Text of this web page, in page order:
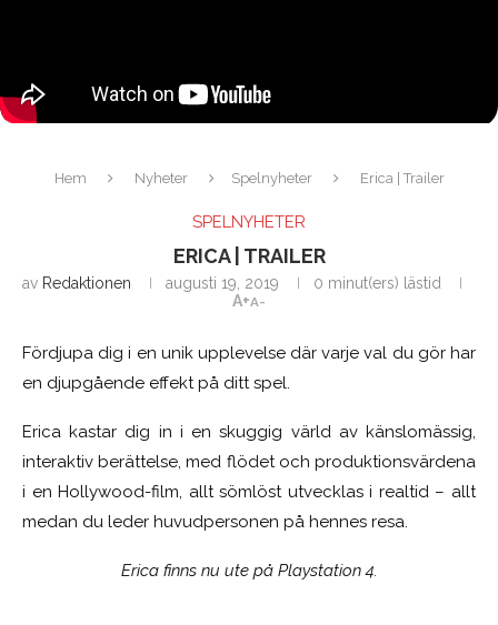
Hem Nyheter Spelnyheter Erica | Trailer
SPELNYHETER
ERICA | TRAILER
av Redaktionen augusti 19, 2019
0 minut(ers) lästid
A+A-
Fördjupa dig i en unik upplevelse där varje val du gör har
en djupgående effekt på ditt spel.
Erica kastar dig in i en skuggig värld av känslomässig,
interaktiv berättelse, med flödet och produktionsvärdena
i en Hollywood-film, allt sömlöst utvecklas i realtid – allt
medan du leder huvudpersonen på hennes resa.
Erica finns nu ute på Playstation 4.